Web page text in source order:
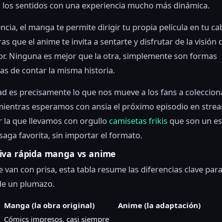
sentidos con una experiencia mucho más dinámica.
el manga te permite dirigir tu propia película en tu
que el anime te invita a sentarte y disfrutar de la visión
Ninguna es mejor que la otra, simplemente son formas
de contar la misma historia.
es precisamente lo que nos mueve a los fans a
esperamos con ansia el próximo episodio en
la que llevamos con orgullo camisetas frikis que son un
favorita, sin importar el formato.
rápida manga vs anime
van con prisa, esta tabla resume las diferencias clave
un plumazo.
Manga (la obra original)
Anime (la adaptación)
Cómics impresos, casi siempre